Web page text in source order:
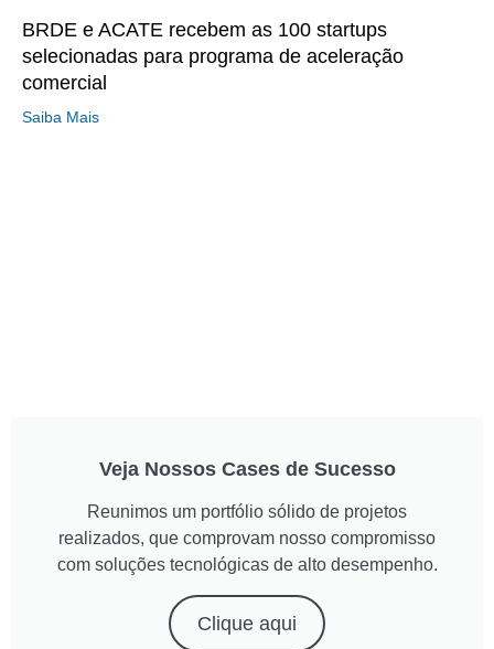
BRDE e ACATE recebem as 100 startups
selecionadas para programa de aceleração
comercial
Saiba Mais
Veja Nossos Cases de Sucesso
Reunimos um portfólio sólido de projetos
realizados, que comprovam nosso compromisso
com soluções tecnológicas de alto desempenho.
Clique aqui